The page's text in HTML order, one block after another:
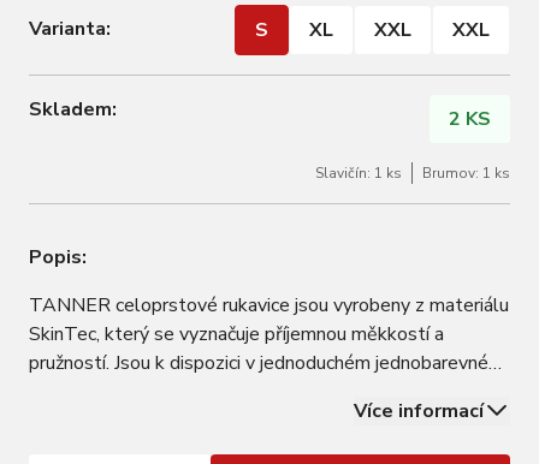
Varianta: S XL XXL XXL
Skladem: 2 KS
Slavičín: 1 ks Brumov: 1 ks
Popis:
TANNER celoprstové rukavice jsou vyrobeny z materiálu
SkinTec, který se vyznačuje příjemnou měkkostí a
pružností. Jsou k dispozici v jednoduchém jednobarevném
přehlédnuti. Perfektní úchop díky protiskluzové a tenké
dlani. Vlastnosti Barva žlutá…
Více informací